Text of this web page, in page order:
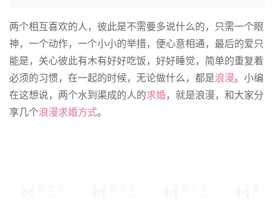
两个相互喜欢的人，彼此是不需要多说什么的，只需一个眼
神，一个动作，一个小小的举措，便心意相通，最后的爱只
能是，关心彼此有木有好好吃饭，好好睡觉，简单的重复着
必须的习惯，在一起的时候，无论做什么，都是浪漫。小编
在这想说，两个水到渠成的人的求婚，就是浪漫，和大家分
享几个浪漫求婚方式。